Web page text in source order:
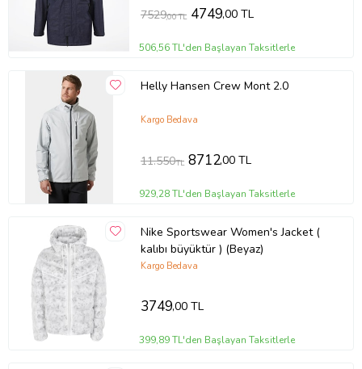
7529,00 TL 4749,00 TL
506,56 TL'den Başlayan Taksitlerle
Helly Hansen Crew Mont 2.0
Kargo Bedava
11.550TL 8712,00 TL
929,28 TL'den Başlayan Taksitlerle
Nike Sportswear Women's Jacket (
kalıbı büyüktür ) (Beyaz)
Kargo Bedava
3749,00 TL
399,89 TL'den Başlayan Taksitlerle